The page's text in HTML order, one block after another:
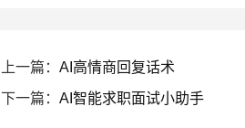
上一篇： AI高情商回复话术
下一篇： AI智能求职面试小助手